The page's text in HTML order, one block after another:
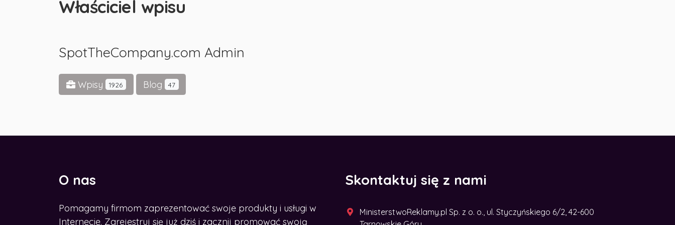
Właściciel wpisu
SpotTheCompany.com Admin
Wpisy 1926 Blog 47
O nas
Pomagamy firmom zaprezentować swoje produkty i usługi w
Internecie. Zarejestruj się już dziś i zacznij promować swoją
Skontaktuj się z nami
MinisterstwoReklamy.pl Sp. z o. o., ul. Styczyńskiego 6/2, 42-600
CHCESZ ROZWINĄĆ BIZNES W
SIECI?